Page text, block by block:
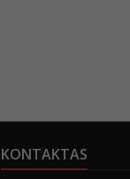
KONTAKTAS